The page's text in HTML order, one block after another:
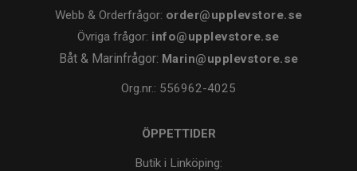
Webb & Orderfrågor: order@upplevstore.se
Övriga frågor: info@upplevstore.se
Båt & Marinfrågor: Marin@upplevstore.se
Org.nr.: 556962-4025
ÖPPETTIDER
Butik i Linköping: